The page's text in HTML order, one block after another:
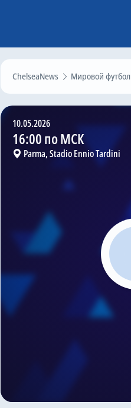
ChelseaNews Мировой футбол
10.05.2026
16:00 по МСК
Parma, Stadio Ennio Tardini